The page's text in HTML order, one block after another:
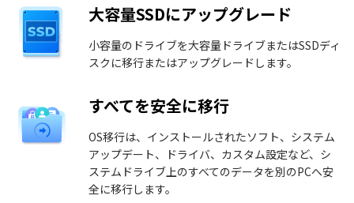
大容量SSDにアップグレード
小容量のドライブを大容量ドライブまたはSSDディ
スクに移行またはアップグレードします。
すべてを安全に移行
OS移行は、インストールされたソフト、システム
アップデート、ドライバ、カスタム設定など、シ
ステムドライブ上のすべてのデータを別のPCへ安
全に移行します。